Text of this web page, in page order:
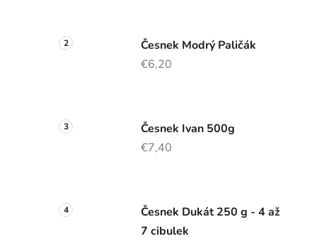
Česnek Modrý Paličák
€6,20
Česnek Ivan 500g
€7,40
Česnek Dukát 250 g - 4 až
7 cibulek